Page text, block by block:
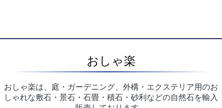
おしゃ楽
おしゃ楽は、庭・ガーデニング、外構・エクステリア用のお
しゃれな敷石・景石・石畳・積石・砂利などの自然石を輸入